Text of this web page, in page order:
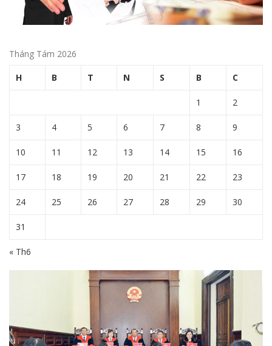
Tháng Tám 2026
H B T N S B C
1 2
3 4 5 6 7 8 9
10 11 12 13 14 15 16
17 18 19 20 21 22 23
24 25 26 27 28 29 30
31
« Th6